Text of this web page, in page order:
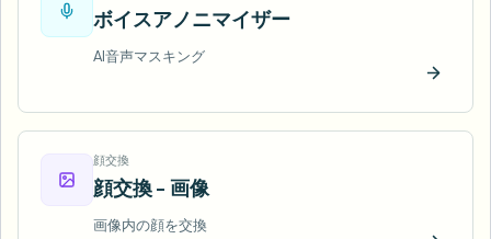
ボイスアノニマイザー
AI音声マスキング
今すぐ
顔交換
顔交換 - 画像
画像内の顔を交換